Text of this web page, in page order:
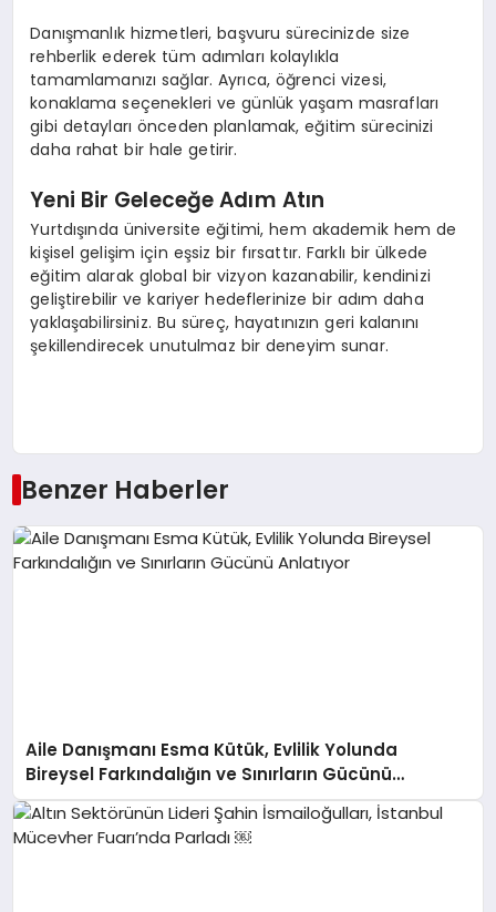
Danışmanlık hizmetleri, başvuru sürecinizde size
rehberlik ederek tüm adımları kolaylıkla
tamamlamanızı sağlar. Ayrıca, öğrenci vizesi,
konaklama seçenekleri ve günlük yaşam masrafları
gibi detayları önceden planlamak, eğitim sürecinizi
daha rahat bir hale getirir.
Yeni Bir Geleceğe Adım Atın
Yurtdışında üniversite eğitimi, hem akademik hem de
kişisel gelişim için eşsiz bir fırsattır. Farklı bir ülkede
eğitim alarak global bir vizyon kazanabilir, kendinizi
geliştirebilir ve kariyer hedeflerinize bir adım daha
yaklaşabilirsiniz. Bu süreç, hayatınızın geri kalanını
şekillendirecek unutulmaz bir deneyim sunar.
Benzer Haberler
Aile Danışmanı Esma Kütük, Evlilik Yolunda
Bireysel Farkındalığın ve Sınırların Gücünü
Anlatıyor